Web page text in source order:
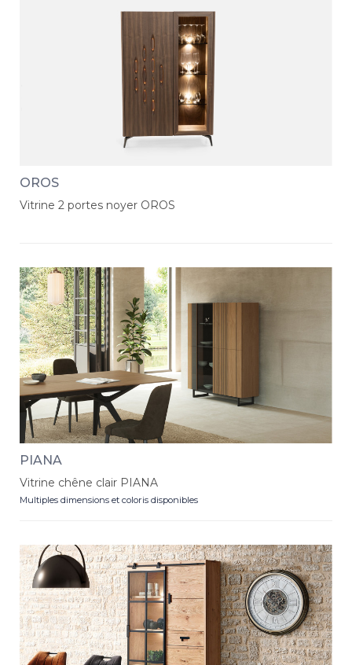
OROS
Vitrine 2 portes noyer OROS
PIANA
Vitrine chêne clair PIANA
Multiples dimensions et coloris disponibles